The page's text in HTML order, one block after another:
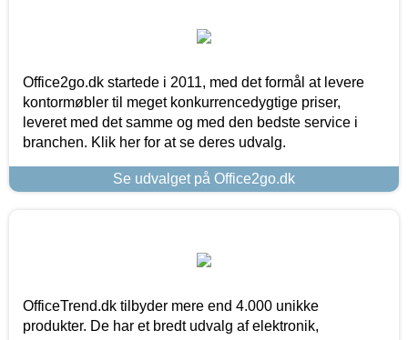
Office2go.dk startede i 2011, med det formål at levere
kontormøbler til meget konkurrencedygtige priser,
leveret med det samme og med den bedste service i
branchen. Klik her for at se deres udvalg.
Se udvalget på Office2go.dk
OfficeTrend.dk tilbyder mere end 4.000 unikke
produkter. De har et bredt udvalg af elektronik,